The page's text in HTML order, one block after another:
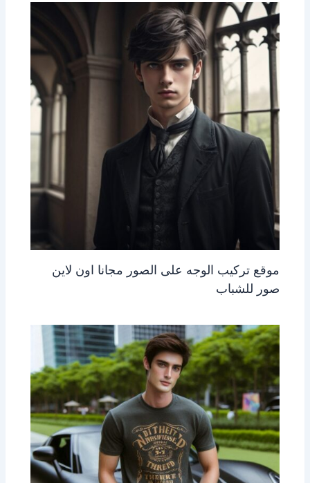
موقع تركيب الوجه على الصور مجانا اون لاين
صور للشباب